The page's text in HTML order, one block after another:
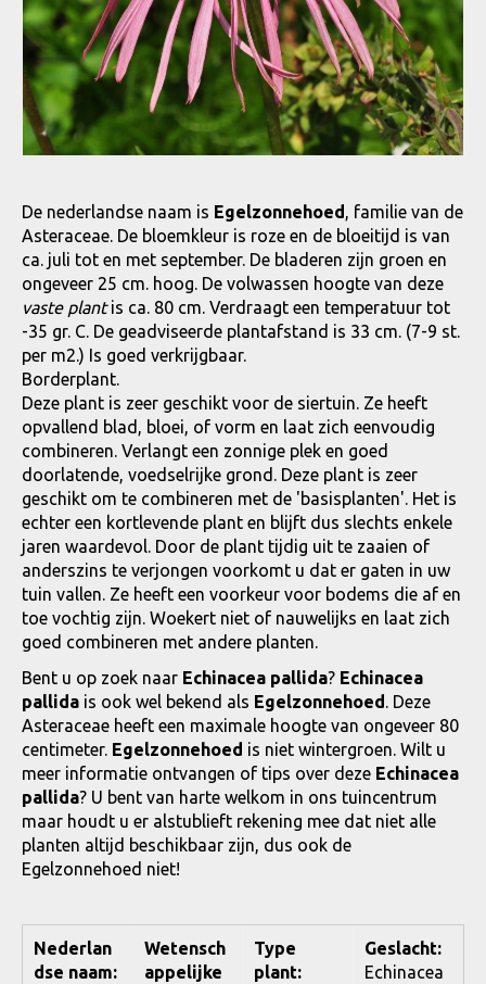
De nederlandse naam is Egelzonnehoed , familie van de
Asteraceae. De bloemkleur is roze en de bloeitijd is van
ca. juli tot en met september. De bladeren zijn groen en
ongeveer 25 cm. hoog. De volwassen hoogte van deze
vaste plantis ca. 80 cm. Verdraagt een temperatuur tot
-35 gr. C. De geadviseerde plantafstand is 33 cm. (7-9 st.
per m2.) Is goed verkrijgbaar.
Borderplant.
Deze plant is zeer geschikt voor de siertuin. Ze heeft
opvallend blad, bloei, of vorm en laat zich eenvoudig
combineren. Verlangt een zonnige plek en goed
doorlatende, voedselrijke grond. Deze plant is zeer
geschikt om te combineren met de 'basisplanten'. Het is
echter een kortlevende plant en blijft dus slechts enkele
jaren waardevol. Door de plant tijdig uit te zaaien of
anderszins te verjongen voorkomt u dat er gaten in uw
tuin vallen. Ze heeft een voorkeur voor bodems die af en
toe vochtig zijn. Woekert niet of nauwelijks en laat zich
goed combineren met andere planten.
Bent u op zoek naar Echinacea pallida? Echinacea
pallida is ook wel bekend als Egelzonnehoed . Deze
Asteraceae heeft een maximale hoogte van ongeveer 80
centimeter. Egelzonnehoed is niet wintergroen. Wilt u
meer informatie ontvangen of tips over deze Echinacea
pallida? U bent van harte welkom in ons tuincentrum
maar houdt u er alstublieft rekening mee dat niet alle
planten altijd beschikbaar zijn, dus ook de
Egelzonnehoed niet!
Nederlan
dse naam:
Wetensch
appelijke
Type
plant:
Geslacht:
Echinacea